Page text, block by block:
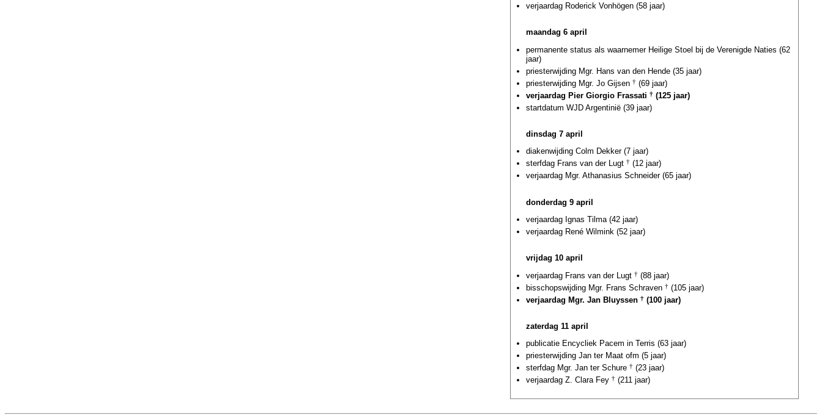
verjaardag Roderick Vonhögen (58 jaar)
maandag 6 april
permanente status als waarnemer Heilige Stoel bij de Verenigde Naties (62
jaar)
priesterwijding Mgr. Hans van den Hende (35 jaar)
priesterwijding Mgr. Jo Gijsen † (69 jaar)
verjaardag Pier Giorgio Frassati † (125 jaar)
startdatum WJD Argentinië (39 jaar)
dinsdag 7 april
diakenwijding Colm Dekker (7 jaar)
sterfdag Frans van der Lugt † (12 jaar)
verjaardag Mgr. Athanasius Schneider (65 jaar)
donderdag 9 april
verjaardag Ignas Tilma (42 jaar)
verjaardag René Wilmink (52 jaar)
vrijdag 10 april
verjaardag Frans van der Lugt † (88 jaar)
bisschopswijding Mgr. Frans Schraven † (105 jaar)
verjaardag Mgr. Jan Bluyssen † (100 jaar)
zaterdag 11 april
publicatie Encycliek Pacem in Terris (63 jaar)
priesterwijding Jan ter Maat ofm (5 jaar)
sterfdag Mgr. Jan ter Schure † (23 jaar)
verjaardag Z. Clara Fey † (211 jaar)